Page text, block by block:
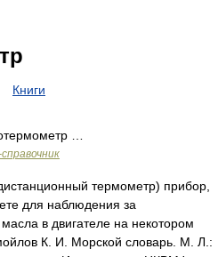
Книги
…
термометр) прибор,
для наблюдения за
в двигателе на некотором
К. И. Морской словарь. М. Л.: